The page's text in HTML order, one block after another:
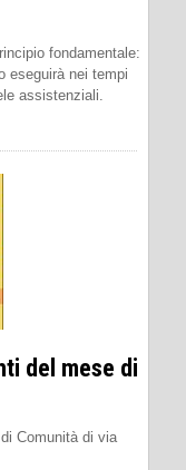
fondamentale:
eseguirà nei tempi
assistenziali.
del mese di
Comunità di via